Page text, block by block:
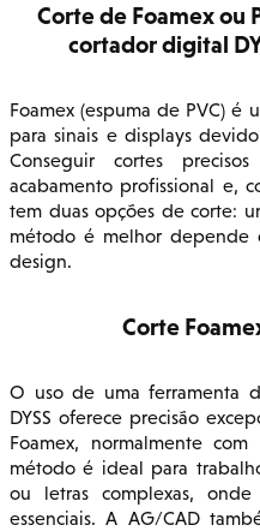
Corte de Foamex ou
cortador digital
Foamex (espuma de PVC) é
para sinais e displays
Conseguir cortes
acabamento profissional e,
tem duas opções de corte:
método é melhor depende
design.
Corte
O uso de uma ferramenta
DYSS oferece precisão
Foamex, normalmente
método é ideal para
ou letras complexas,
essenciais. A AG/CAD